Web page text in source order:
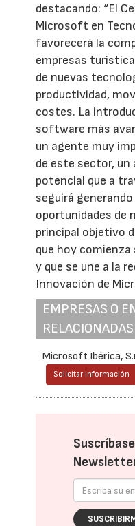
destacando: “El
Microsoft en
favorecerá la
empresas
de nuevas
productividad,
costes. La
software más
un agente muy
de este sector, un
potencial que a
seguirá
oportunidades de
principal objetivo
que hoy comienza
y que se une a la
Innovación de
EMPRESAS O
RELACIONADAS
Microsoft Ibérica,
Solicitar información